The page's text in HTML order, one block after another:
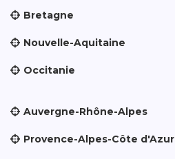
Bretagne
Nouvelle-Aquitaine
Occitanie
Auvergne-Rhône-Alpes
Provence-Alpes-Côte d'Azur